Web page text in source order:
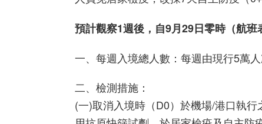
預計觀察1週後，自9月29日零時（航班
一、每週入境總人數：每週由現行5萬
二、檢測措施：
(一)取消入境時（D0）於機場/港口執